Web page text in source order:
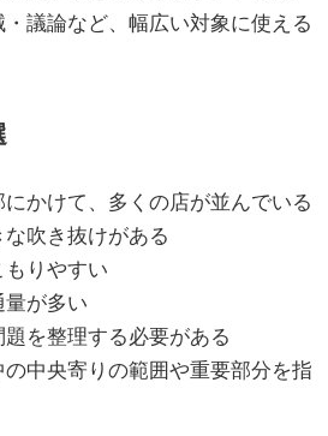
議論など、幅広い対象に使える
かけて、多くの店が並んでいる
吹き抜けがある
りやすい
量が多い
を整理する必要がある
中央寄りの範囲や重要部分を指